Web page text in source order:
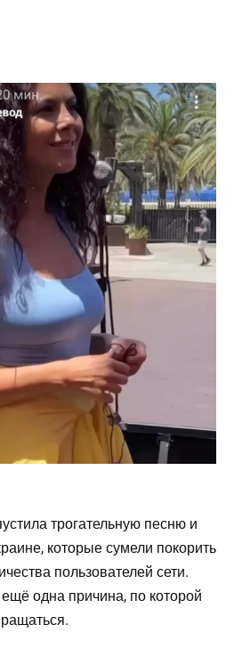
трогательную песню и
которые сумели покорить
пользователей сети.
одна причина, по которой